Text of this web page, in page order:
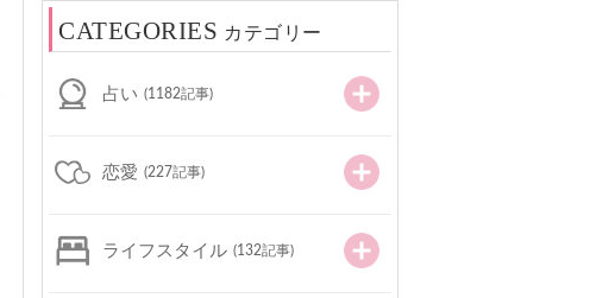
CATEGORIES カテゴリー
占い (1182記事)
恋愛 (227記事)
ライフスタイル (132記事)